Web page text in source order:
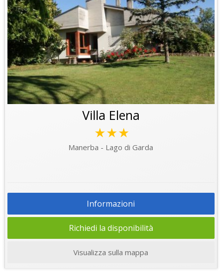
Villa Elena
★★★
Manerba - Lago di Garda
Informazioni
Richiedi la disponibilità
Visualizza sulla mappa